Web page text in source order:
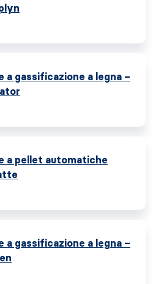
a gassificazione a legna –
a pellet automatiche
a gassificazione a legna –